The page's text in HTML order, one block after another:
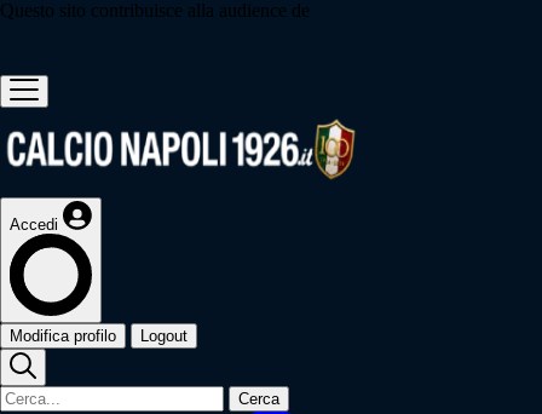
Questo sito contribuisce alla audience de
Accedi
Modifica profilo Logout
Cerca